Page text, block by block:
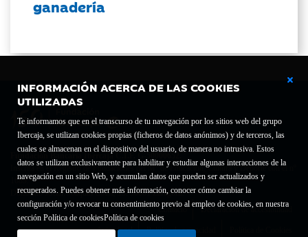
INFORMACIÓN ACERCA DE LAS COOKIES
UTILIZADAS
Te informamos que en el transcurso de tu navegación por los sitios web del grupo
Ibercaja, se utilizan cookies propias (ficheros de datos anónimos) y de terceros, las
cuales se almacenan en el dispositivo del usuario, de manera no intrusiva. Estos
datos se utilizan exclusivamente para habilitar y estudiar algunas interacciones de la
navegación en un sitio Web, y acumulan datos que pueden ser actualizados y
recuperados. Puedes obtener más información, conocer cómo cambiar la
configuración y/o revocar tu consentimiento previo al empleo de cookies, en nuestra
sección Política de cookiesPolítica de cookies
ganadería
Fundación Bancaria Ibercaja C.I.F. G-50000652.
Inscrita en el Registro de Fundaciones del Mº de Educación, Cultura y Deporte con el nº
1689.
Domicilio social: Joaquín Costa, 13. 50001 Zaragoza.
Contacto
Declaración de accesibilidad
Aviso legal Política de privacidad